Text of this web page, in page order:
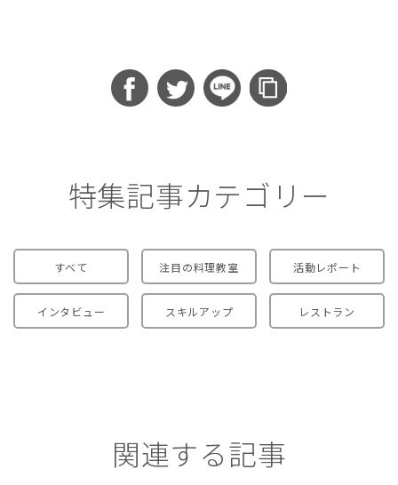
特集記事カテゴリー
すべて 注目の料理教室 活動レポート
インタビュー スキルアップ レストラン
関連する記事